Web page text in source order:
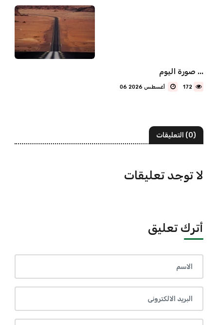
صورة اليوم ...
172
(0) التعليقات
لا توجد تعليقات
أترك تعليق